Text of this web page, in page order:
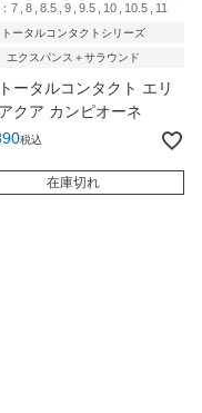
7 8 8.5 9 9.5 10 10.5 11
トータルコンタクトシリーズ
エクスパンス＋サラウンド
ータルコンタクト エリ
クア カンピオーネ
税込
在庫切れ